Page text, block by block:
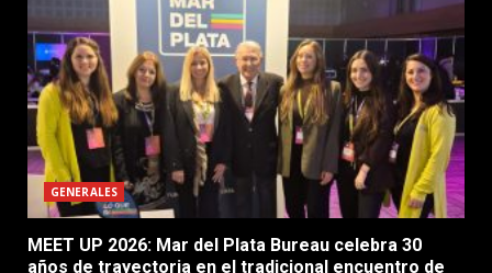
GENERALES
MEET UP 2026: Mar del Plata Bureau celebra 30
años de trayectoria en el tradicional encuentro de